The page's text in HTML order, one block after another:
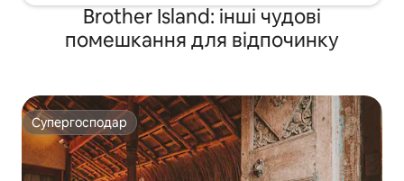
Brother Island: інші чудові
помешкання для відпочинку
Супергосподар
Супергосподар